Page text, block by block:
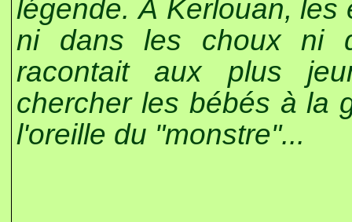
légende. À Kerlouan, les
ni dans les choux ni
racontait aux plus
chercher les bébés à la
l'oreille du "monstre"...